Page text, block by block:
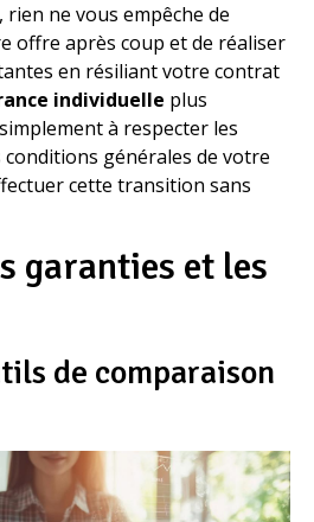
rien ne vous empêche de
offre après coup et de réaliser
en résiliant votre contrat
individuelle plus
à respecter les
conditions générales de votre
cette transition sans
garanties et les
de comparaison